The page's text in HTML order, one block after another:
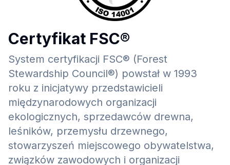
Certyfikat FSC®
System certyfikacji FSC® (Forest
Stewardship Council®) powstał w 1993
roku z inicjatywy przedstawicieli
międzynarodowych organizacji
ekologicznych, sprzedawców drewna,
leśników, przemysłu drzewnego,
stowarzyszeń miejscowego obywatelstwa,
związków zawodowych i organizacji